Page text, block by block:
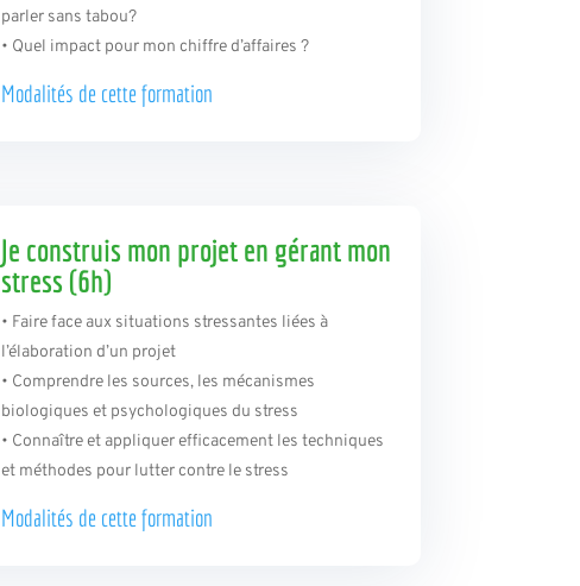
parler sans tabou?
• Quel impact pour mon chiffre d’affaires ?
Modalités de cette formation
Je construis mon projet en gérant mon
stress (6h)
• Faire face aux situations stressantes liées à
l’élaboration d’un projet
• Comprendre les sources, les mécanismes
biologiques et psychologiques du stress
• Connaître et appliquer efficacement les techniques
et méthodes pour lutter contre le stress
Modalités de cette formation